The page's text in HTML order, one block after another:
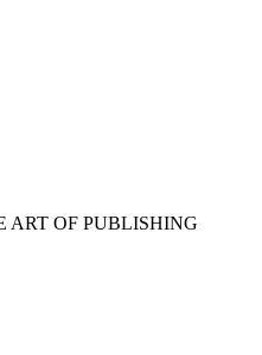
ART OF PUBLISHING